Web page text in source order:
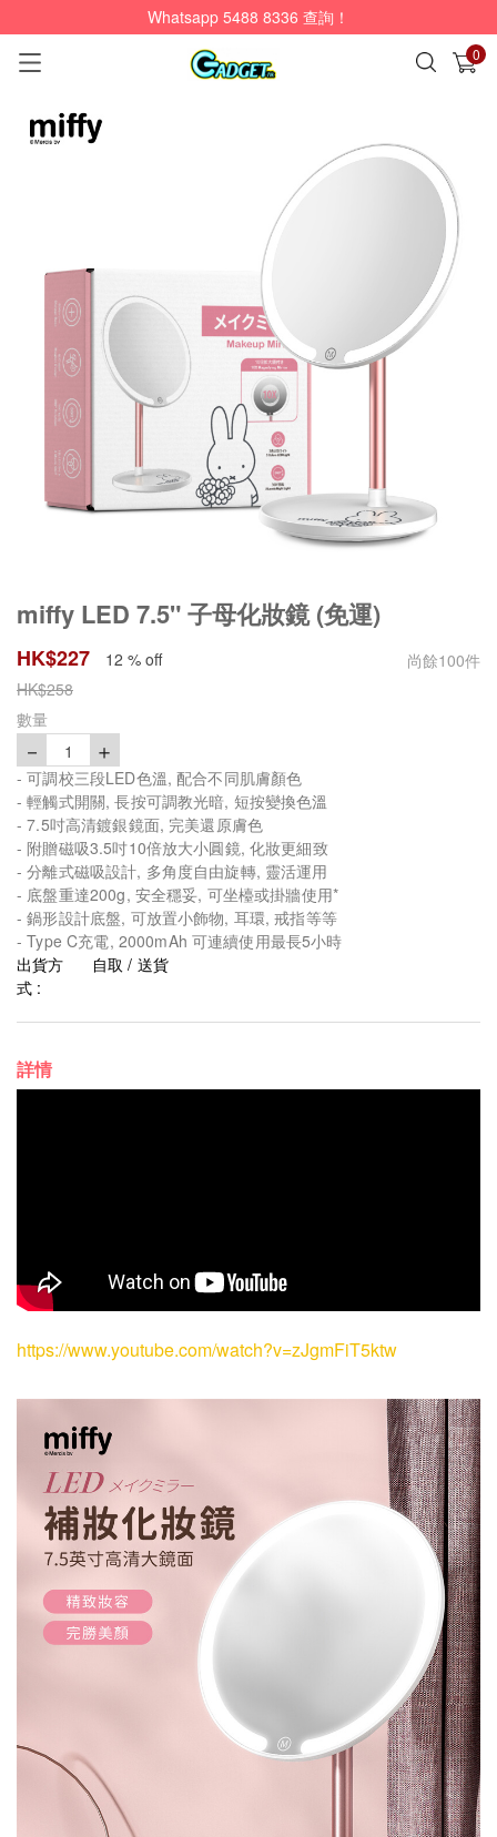
Whatsapp 5488 8336 查詢！
0
已加入購物車 查看
miffy LED 7.5" 子母化妝鏡 (免運)
HK$227 12 % off 尚餘100件
HK$258
數量
－ 1 ＋
- 可調校三段LED色溫, 配合不同肌膚顏色
- 輕觸式開關, 長按可調教光暗, 短按變換色溫
- 7.5吋高清鍍銀鏡面, 完美還原膚色
- 附贈磁吸3.5吋10倍放大小圓鏡, 化妝更細致
- 分離式磁吸設計, 多角度自由旋轉, 靈活運用
- 底盤重達200g, 安全穩妥, 可坐檯或掛牆使用*
- 鍋形設計底盤, 可放置小飾物, 耳環, 戒指等等
- Type C充電, 2000mAh 可連續使用最長5小時
出貨方
式 :
自取 / 送貨
詳情
https://www.youtube.com/watch?v=zJgmFiT5ktw